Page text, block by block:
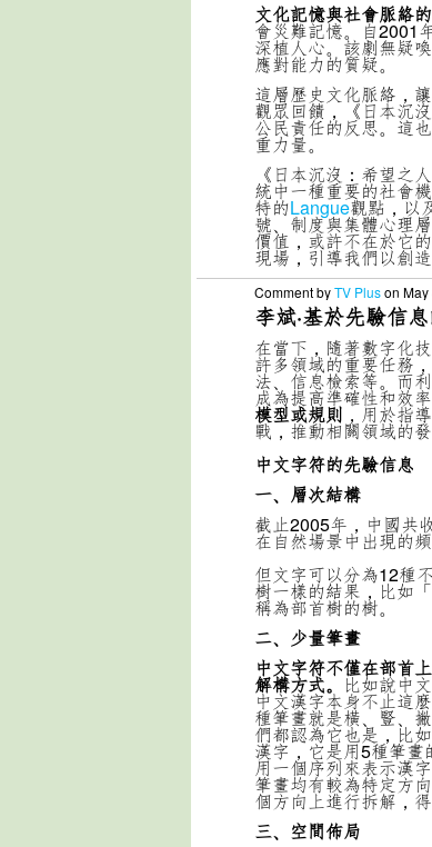
文化記憶與社會脈絡
會災難記憶。自2001
深植人心。該劇無疑
應對能力的質疑。
這層歷史文化脈絡，
觀眾回饋，《日本沉
公民責任的反思。這
重力量。
《日本沉沒：希望之
統中一種重要的社會
特的Langue觀點，以
號、制度與集體心理
價值，或許不在於它
現場，引導我們以創
Comment byTV Pluson
李斌·基於先驗信
在當下，隨著數字化
許多領域的重要任務
法、信息檢索等。而
成為提高準確性和效
模型或規則 ，用於指
戰，推動相關領域的
中文字符的先驗信息
一、層次結構
截止2005年，中國共
在自然場景中出現的
但文字可以分為12種
樹一樣的結果，比如
稱為部首樹的樹。
二、少量筆畫
中文字符不僅在部首
解構方式。 比如說中
中文漢字本身不止這
種筆畫就是橫、豎、
們都認為它也是，比
漢字，它是用5種筆
用一個序列來表示漢
筆畫均有較為特定方
個方向上進行拆解，
三、空間佈局